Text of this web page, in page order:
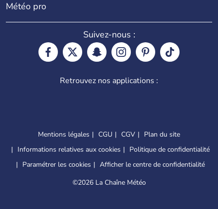
Météo pro
Suivez-nous :
Retrouvez nos applications :
Mentions légales CGU CGV
Plan du site
Informations relatives aux cookies
Politique de confidentialité
Paramétrer les cookies
Afficher le centre de confidentialité
©2026 La Chaîne Météo